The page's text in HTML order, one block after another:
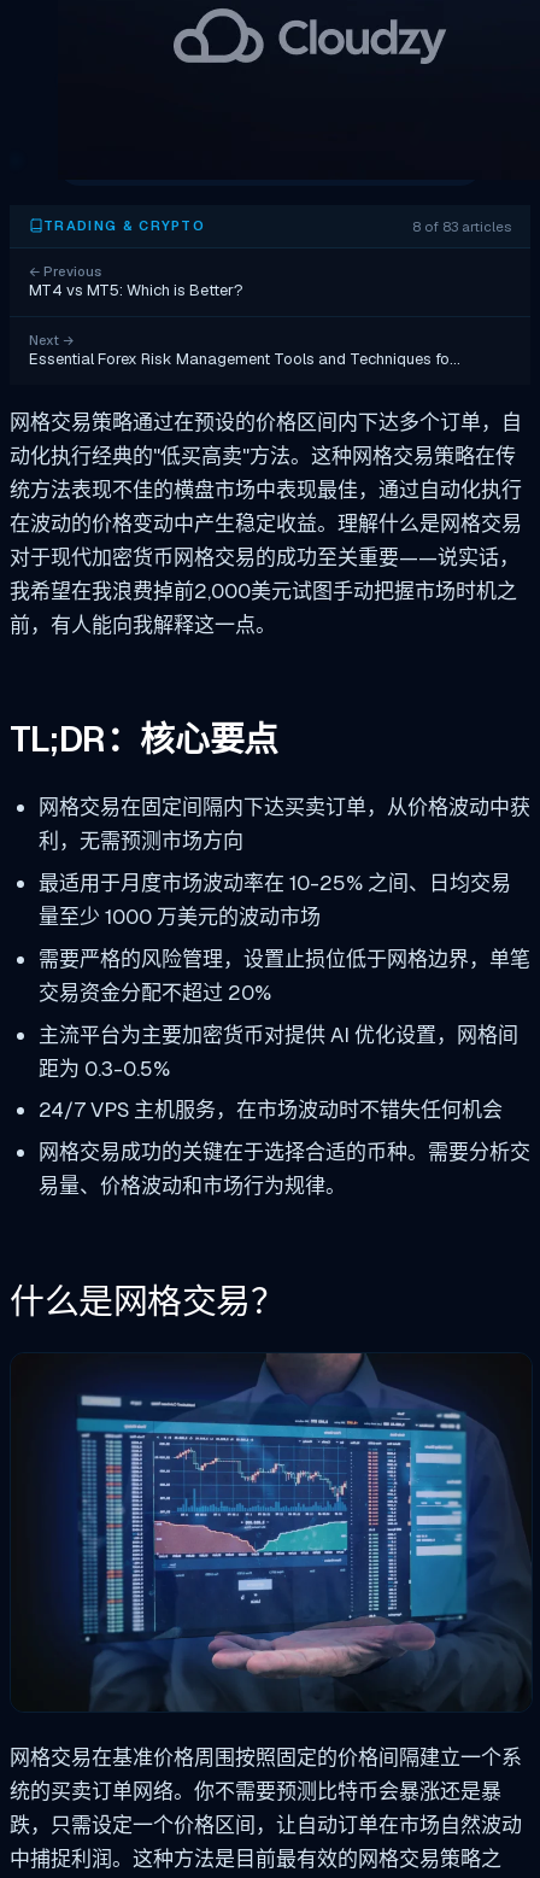
TRADING & CRYPTO 8 of 83 articles
← Previous
MT4 vs MT5: Which is Better?
Next →
Essential Forex Risk Management Tools and Techniques fo…
网格交易策略通过在预设的价格区间内下达多个订单，自
动化执行经典的"低买高卖"方法。这种网格交易策略在传
统方法表现不佳的横盘市场中表现最佳，通过自动化执行
在波动的价格变动中产生稳定收益。理解什么是网格交易
对于现代加密货币网格交易的成功至关重要——说实话，
我希望在我浪费掉前2,000美元试图手动把握市场时机之
前，有人能向我解释这一点。
TL;DR：核心要点
网格交易在固定间隔内下达买卖订单，从价格波动中获
利，无需预测市场方向
最适用于月度市场波动率在 10-25% 之间、日均交易
量至少 1000 万美元的波动市场
需要严格的风险管理，设置止损位低于网格边界，单笔
交易资金分配不超过 20%
主流平台为主要加密货币对提供 AI 优化设置，网格间
距为 0.3-0.5%
24/7 VPS 主机服务，在市场波动时不错失任何机会
网格交易成功的关键在于选择合适的币种。需要分析交
易量、价格波动和市场行为规律。
什么是网格交易？
网格交易在基准价格周围按照固定的价格间隔建立一个系
统的买卖订单网络。你不需要预测比特币会暴涨还是暴
跌，只需设定一个价格区间，让自动订单在市场自然波动
中捕捉利润。这种方法是目前最有效的网格交易策略之